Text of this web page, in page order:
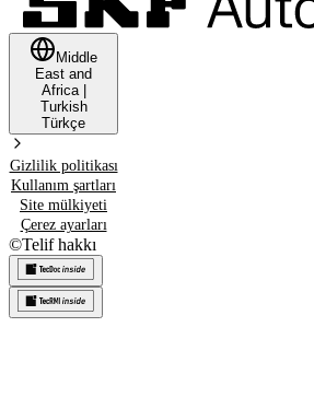
Middle
East and
Africa|
Turkish
Türkçe
Gizlilik politikası
Kullanım şartları
Site mülkiyeti
Çerez ayarları
©Telif hakkı